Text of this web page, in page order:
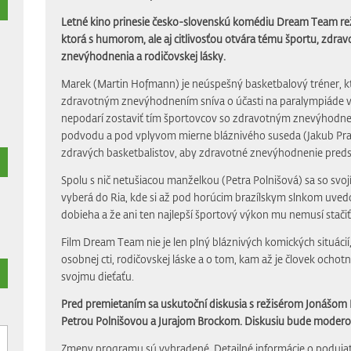
Letné kino prinesie česko-slovenskú komédiu Dream Team
ktorá s humorom, ale aj citlivosťou otvára tému športu,
znevýhodnenia a rodičovskej lásky.
Marek (Martin Hofmann) je neúspešný basketbalový tréner,
zdravotným znevýhodnením sníva o účasti na paralympiáde
nepodarí zostaviť tím športovcov so zdravotným
podvodu a pod vplyvom mierne bláznivého suseda (Jakub
zdravých basketbalistov, aby zdravotné znevýhodnenie
Spolu s nič netušiacou manželkou (Petra Polnišová) sa so
vyberá do Ria, kde si až pod horúcim brazílskym slnkom
dobieha a že ani ten najlepší športový výkon mu nemusí
Film Dream Team nie je len plný bláznivých komických
osobnej cti, rodičovskej láske a o tom, kam až je človek
svojmu dieťaťu.
Pred premietaním sa uskutoční diskusia s režisérom Jonášom
Petrou Polnišovou a Jurajom Brockom. Diskusiu bude
Zmeny programu sú vyhradené. Detailné informácie o